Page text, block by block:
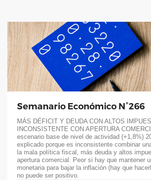
Semanario Económico N°266
MÁS DÉFICIT Y DEUDA CON ALTOS
INCONSISTENTE CON APERTURA
escenario base de nivel de actividad (+1,8%)
explicado porque es inconsistente combinar
la mala política fiscal, más deuda y altos
apertura comercial. Peor si hay que mantener
monetaria para bajar la inflación (hay que
no puede ser positivo.